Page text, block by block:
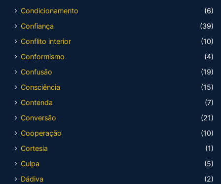
Condicionamento
(6)
Confiança
(39)
Conflito interior
(10)
Conformismo
(4)
Confusão
(19)
Consciência
(15)
Contenda
(7)
Conversão
(21)
Cooperação
(10)
Cortesia
(1)
Culpa
(5)
Dádiva
(2)